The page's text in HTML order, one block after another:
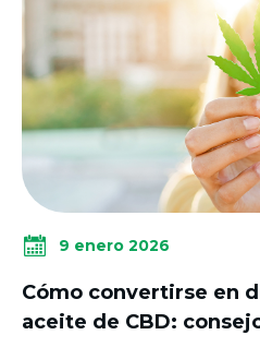
9 enero 2026
Cómo convertirse en
aceite de CBD: